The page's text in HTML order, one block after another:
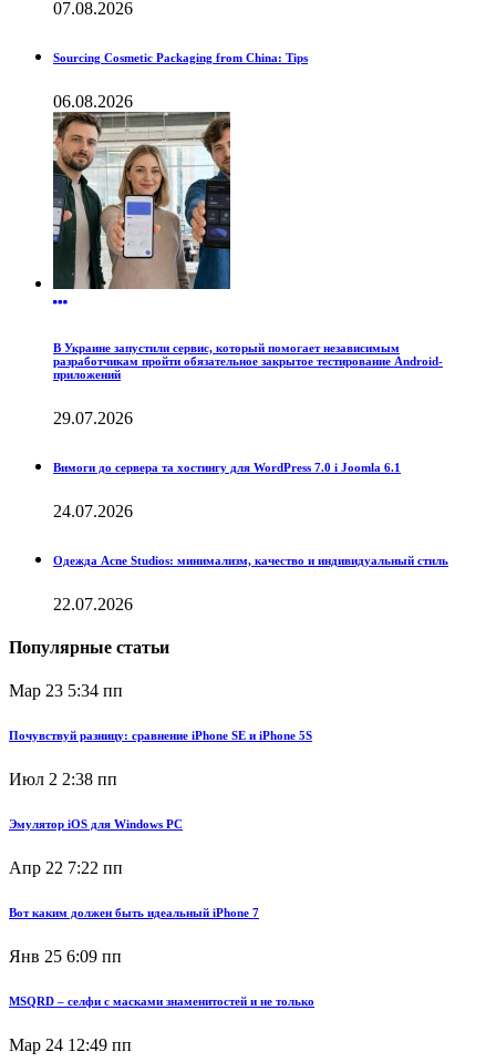
07.08.2026
Sourcing Cosmetic Packaging from China: Tips
06.08.2026
В Украине запустили сервис, который помогает независимым
разработчикам пройти обязательное закрытое тестирование Android-
приложений
29.07.2026
Вимоги до сервера та хостингу для WordPress 7.0 і Joomla 6.1
24.07.2026
Одежда Acne Studios: минимализм, качество и индивидуальный стиль
22.07.2026
Популярные статьи
Мар 23 5:34 пп
Почувствуй разницу: сравнение iPhone SE и iPhone 5S
Июл 2 2:38 пп
Эмулятор iOS для Windows PC
Апр 22 7:22 пп
Вот каким должен быть идеальный iPhone 7
Янв 25 6:09 пп
MSQRD – селфи с масками знаменитостей и не только
Мар 24 12:49 пп